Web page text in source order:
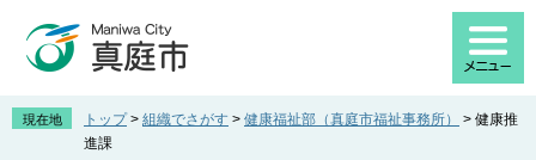
先
を 現在地 トップ > 組織でさがす > 健康福祉部（真庭市福祉事務所） > 健康推
進課